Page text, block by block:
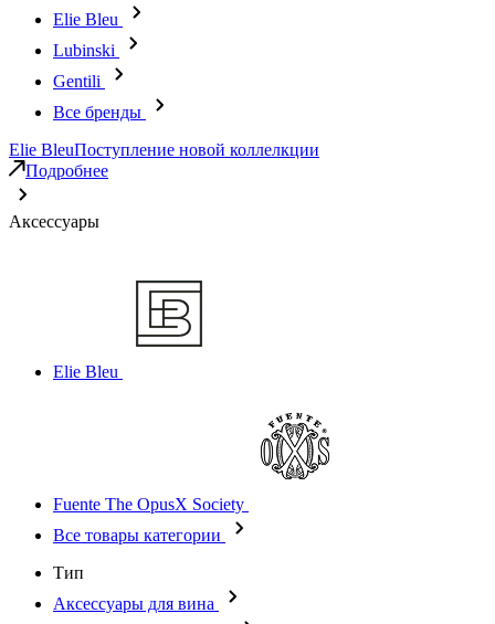
Elie Bleu
Lubinski
Gentili
Все бренды
Elie BleuПоступление новой коллелкции
Подробнее
Аксессуары
Elie Bleu
Fuente The OpusX Society
Все товары категории
Тип
Аксессуары для вина